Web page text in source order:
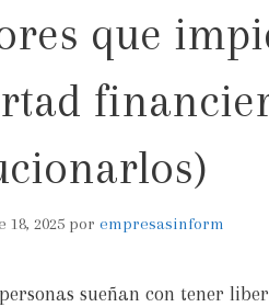
que
2025 por empresasinform
sueñan con tener